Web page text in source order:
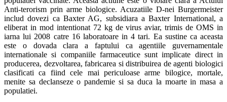
Anti-terorism prin arme biologice. Acuzatiile D-nei Burgermeister
includ dovezi ca Baxter AG, subsidiara a Baxter International, a
eliberat in mod intentionat 72 kg de virus aviar, trimis de OMS in
iarna lui 2008 catre 16 laboratoare in 4 tari. Ea sustine ca aceasta
este o dovada clara a faptului ca agentiile guvernamentale
internationale si companiile farmaceutice sunt implicate direct in
producerea, dezvoltarea, fabricarea si distribuirea de agenti biologici
clasificati ca fiind cele mai periculoase arme bilogice, mortale,
menite sa declanseze o pandemie si sa duca la moarte in masa a
populatiei.